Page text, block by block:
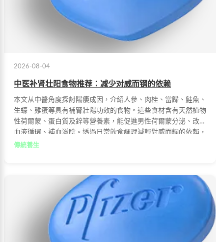
2026-08-04
中医补肾壮阳食物推荐：减少对威而钢的依赖
本文从中醫角度探討陽痿成因，介紹人參、肉桂、當歸、鮭魚、
生蠔、雞蛋等具有補腎壯陽功效的食物。這些食材含有天然植物
性荷爾蒙、蛋白質及鋅等營養素，能促進男性荷爾蒙分泌、改善
血液循環、補血滋陰。透過日常飲食調理減輕對威而鋼的依賴，
是值得推薦的健康方式。
傳統養生